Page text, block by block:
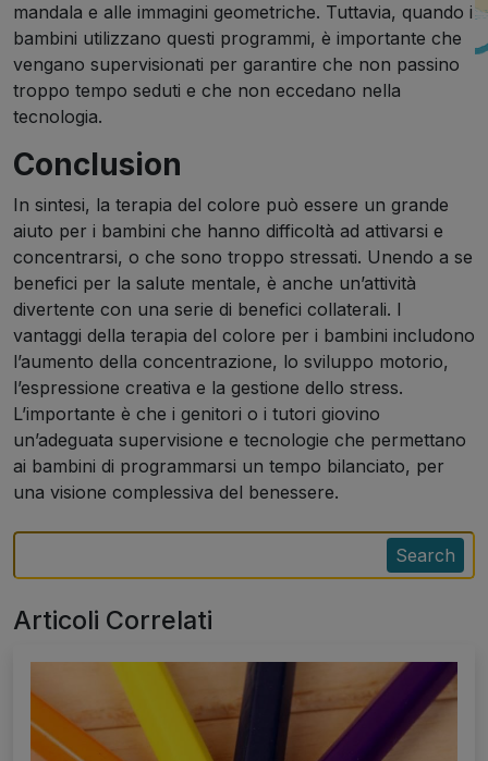
mandala e alle immagini geometriche. Tuttavia, quando i
bambini utilizzano questi programmi, è importante che
vengano supervisionati per garantire che non passino
troppo tempo seduti e che non eccedano nella
tecnologia.
Conclusion
In sintesi, la terapia del colore può essere un grande
aiuto per i bambini che hanno difficoltà ad attivarsi e
concentrarsi, o che sono troppo stressati. Unendo a se
benefici per la salute mentale, è anche un’attività
divertente con una serie di benefici collaterali. I
vantaggi della terapia del colore per i bambini includono
l’aumento della concentrazione, lo sviluppo motorio,
l’espressione creativa e la gestione dello stress.
L’importante è che i genitori o i tutori giovino
un’adeguata supervisione e tecnologie che permettano
ai bambini di programmarsi un tempo bilanciato, per
una visione complessiva del benessere.
Search
Articoli Correlati